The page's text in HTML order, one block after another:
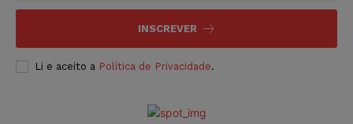
INSCREVER
Li e aceito a Política de Privacidade.